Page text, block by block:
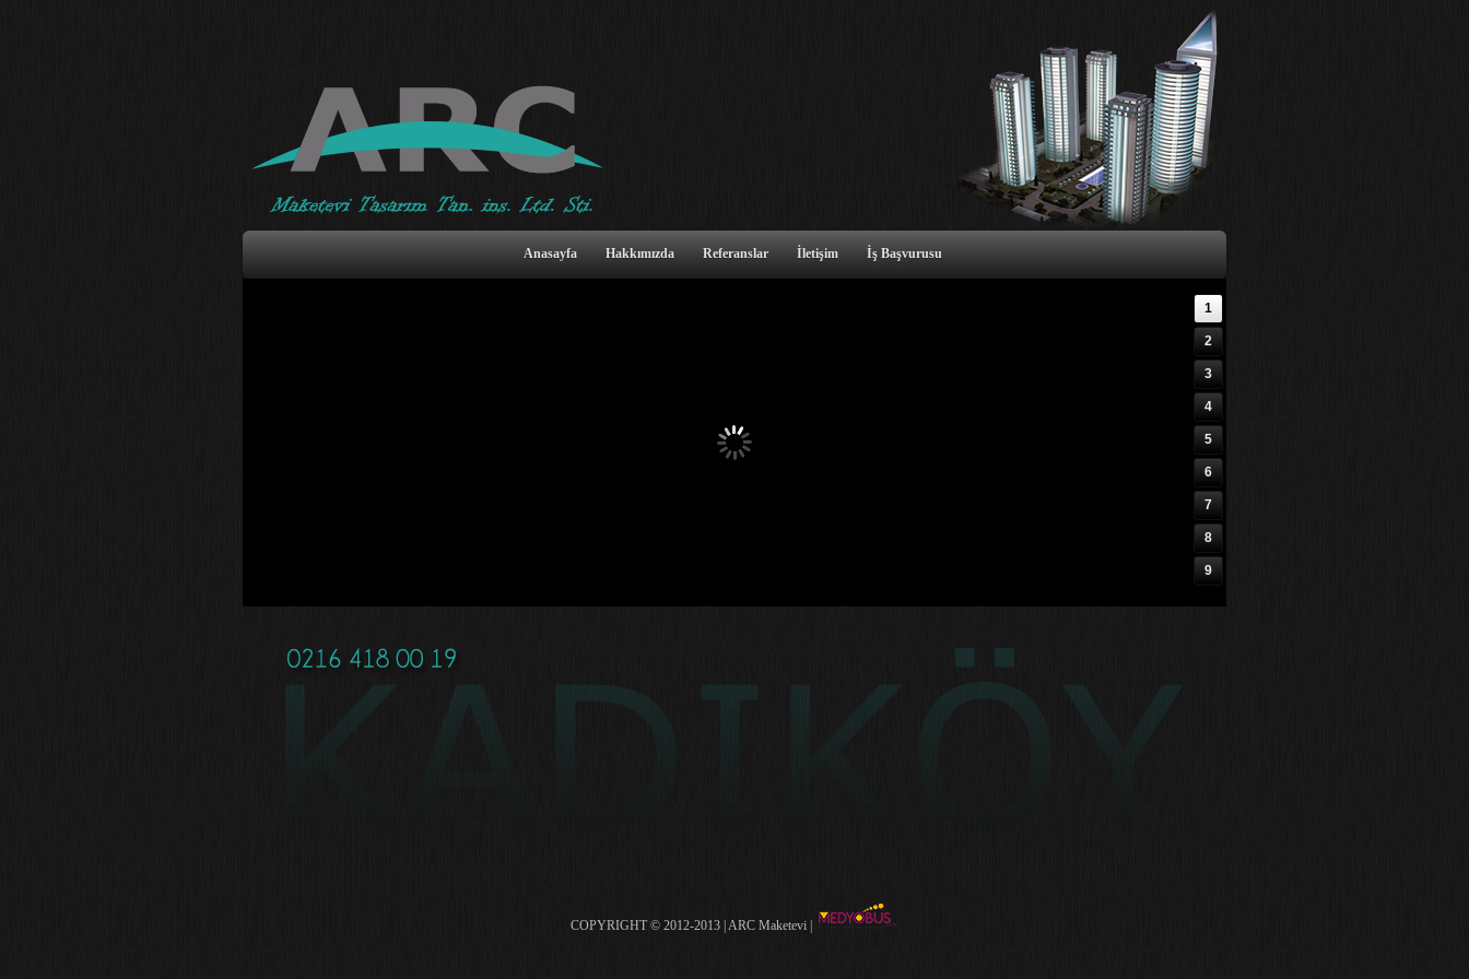
Anasayfa Hakkımızda Referanslar İletişim İş Başvurusu
1
2
3
4
5
6
7
8
9
10
COPYRIGHT © 2012-2013 | ARC Maketevi |